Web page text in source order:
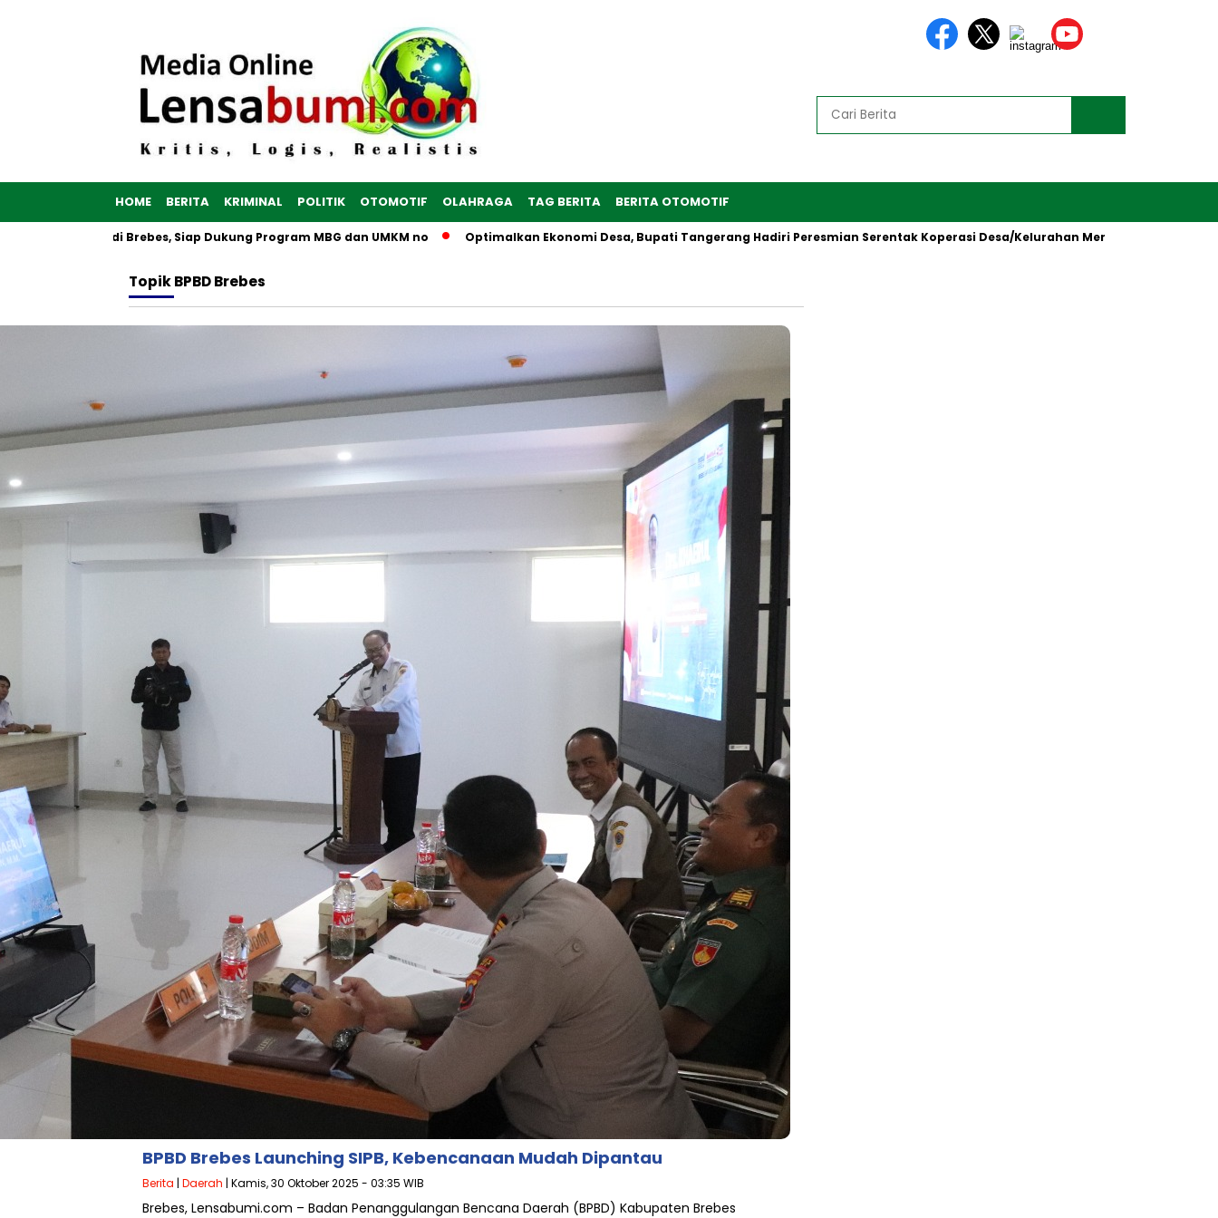
HOME BERITA KRIMINAL POLITIK OTOMOTIF OLAHRAGA TAG BERITA BERITA OTOMOTIF
Dibangun di Brebes, Siap Dukung Program MBG dan UMKM no Optimalkan Ekonomi Desa, Bupati Tangerang Hadiri Peresmian Serentak Koperasi Desa/Kelurahan Merah Putih oleh Presiden
TopikBPBD Brebes
BPBD Brebes Launching SIPB, Kebencanaan Mudah Dipantau
Berita | Daerah | Kamis, 30 Oktober 2025 - 03:35 WIB
Brebes, Lensabumi.com – Badan Penanggulangan Bencana Daerah (BPBD) Kabupaten Brebes